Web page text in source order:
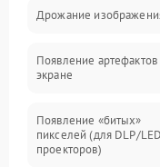
Дрожание
Появление артефактов
экране
Появление «битых»
пикселей (для DLP/LED
проекторов)